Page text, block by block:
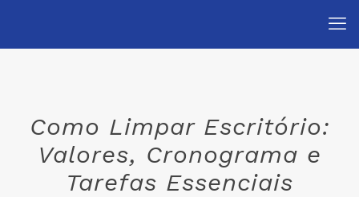
Como Limpar Escritório:
Valores, Cronograma e
Tarefas Essenciais